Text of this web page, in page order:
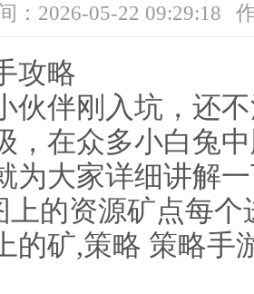
：2026-05-22 09:29:18
攻略
伙伴刚入坑，还
，在众多小白兔
为大家详细讲解
上的资源矿点每
的矿,策略 策略手